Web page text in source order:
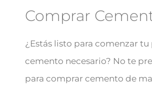
Comprar
¿Estás listo para comenzar
cemento necesario? No te
para comprar cemento de